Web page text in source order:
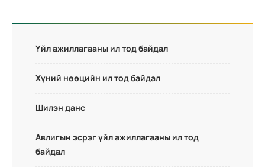
Үйл ажиллагааны ил тод байдал
Хүний нөөцийн ил тод байдал
Шилэн данс
Авлигын эсрэг үйл ажиллагааны ил тод
байдал